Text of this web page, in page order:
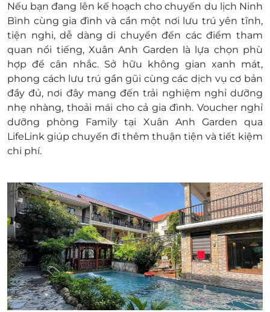
Phòng Triple: Phụ thu 500.000
VND/người/phòng/đêm, bao gồm ăn sáng.
Thời gian nhận trả phòng
Giờ nhận phòng: Sau 14h00
Giờ trả phòng: Trước 12h00
Check in sớm - Check out muộn: Tùy thuộc
vào tình trạng phòng và có thể sẽ phụ thu
theo quy định của khách sạn.
Điều kiện đặt đặt tour
Hotline đặt tour & tư vấn (9h-20h): 1900 2065
Văn phòng HCM: 028.6680 8757
khi mua voucher
Điều kiện khác
Áp dụng 01 e-Voucher/e-Coupon cho 04
khách
Một khách hàng được mua nhiều e-
Voucher/e-Coupon
e-Voucher/e-Coupon không có giá trị quy đổi
thành tiền mặt, không trả lại tiền thừa.
Không áp dụng đồng thời với chương trình
Nếu bạn đang lên kế hoạch cho chuyến du lịch Ninh
Bình cùng gia đình và cần một nơi lưu trú yên tĩnh,
tiện nghi, dễ dàng di chuyển đến các điểm tham
quan nổi tiếng, Xuân Anh Garden là lựa chọn phù
hợp để cân nhắc. Sở hữu không gian xanh mát,
phong cách lưu trú gần gũi cùng các dịch vụ cơ bản
đầy đủ, nơi đây mang đến trải nghiệm nghỉ dưỡng
nhẹ nhàng, thoải mái cho cả gia đình. Voucher nghỉ
dưỡng phòng Family tại Xuân Anh Garden qua
LifeLink giúp chuyến đi thêm thuận tiện và tiết kiệm
chi phí.